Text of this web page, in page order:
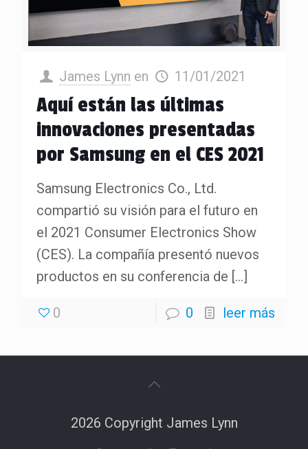
James Lynn en 11/01/2021
Aquí están las últimas
innovaciones presentadas
por Samsung en el CES 2021
Samsung Electronics Co., Ltd.
compartió su visión para el futuro en
el 2021 Consumer Electronics Show
(CES). La compañía presentó nuevos
productos en su conferencia de […]
0 0 leer más
2026 Copyright James Lynn